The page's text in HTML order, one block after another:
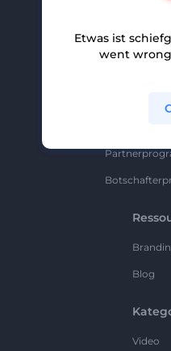
Blog
Video
Etwas ist
went